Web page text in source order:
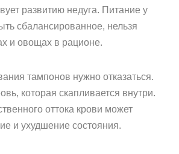
развитию недуга. Питание у
сбалансированное, нельзя
и овощах в рационе.
тампонов нужно отказаться.
которая скапливается внутри.
оттока крови может
и ухудшение состояния.